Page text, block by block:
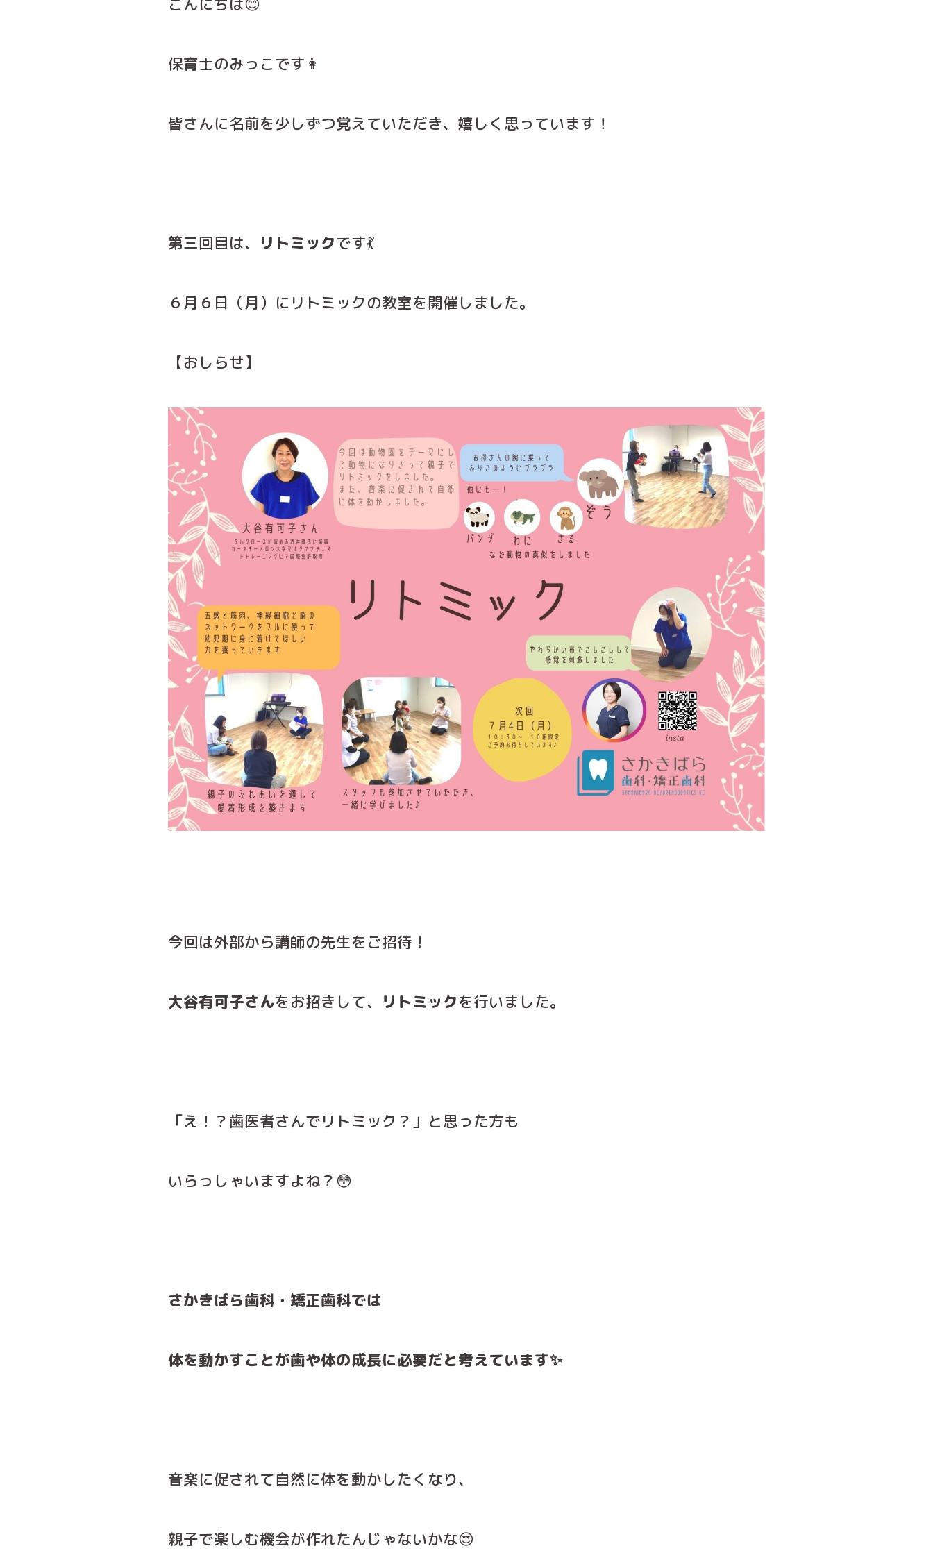
保育士のみっこです👩
皆さんに名前を少しずつ覚えていただき、嬉しく思っています！
第三回目は、 リトミックです💃
６月６日（月）にリトミックの教室を開催しました。
【おしらせ】
今回は外部から講師の先生をご招待！
大谷有可子さんをお招きして、 リトミックを行いました。
「え！？歯医者さんでリトミック？」と思った方も
いらっしゃいますよね？😳
さかきばら歯科・矯正歯科では
体を動かすことが歯や体の成長に必要だと考えています✨
音楽に促されて自然に体を動かしたくなり、
親子で楽しむ機会が作れたんじゃないかな😍